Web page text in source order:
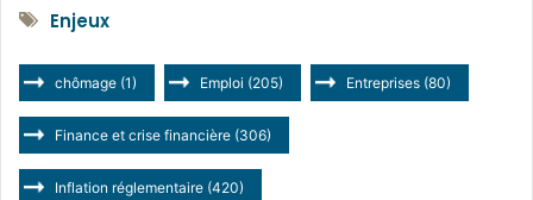
Enjeux
chômage (1) Emploi (205) Entreprises (80)
Finance et crise financière (306)
Inflation réglementaire (420)